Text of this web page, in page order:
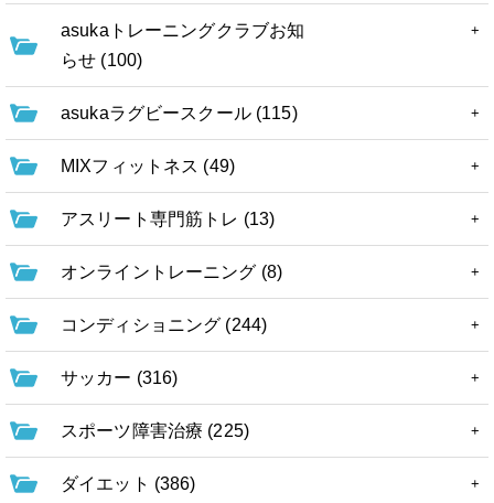
asukaトレーニングクラブお知
らせ (100)
asukaラグビースクール (115)
MIXフィットネス (49)
アスリート専門筋トレ (13)
オンライントレーニング (8)
コンディショニング (244)
サッカー (316)
スポーツ障害治療 (225)
ダイエット (386)